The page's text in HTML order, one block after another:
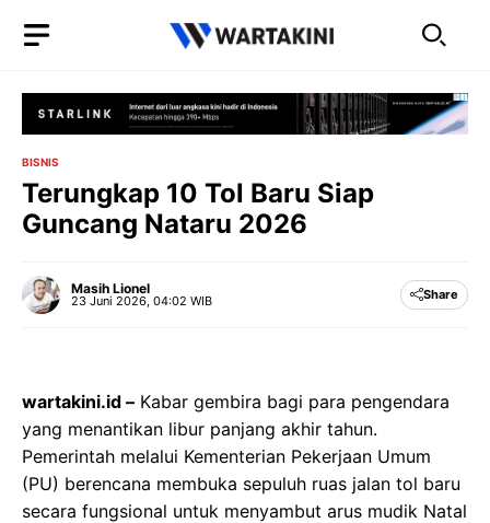
BISNIS
Terungkap 10 Tol Baru Siap
Guncang Nataru 2026
Masih Lionel
23 Juni 2026, 04:02 WIB Share
wartakini.id – Kabar gembira bagi para pengendara
yang menantikan libur panjang akhir tahun.
Pemerintah melalui Kementerian Pekerjaan Umum
(PU) berencana membuka sepuluh ruas jalan tol baru
secara fungsional untuk menyambut arus mudik Natal